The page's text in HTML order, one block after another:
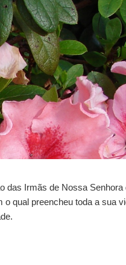
das Irmãs de Nossa
qual preencheu toda a sua